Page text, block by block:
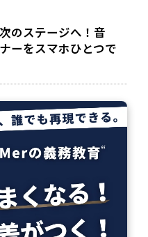
のステージへ！音
ーをスマホひとつで